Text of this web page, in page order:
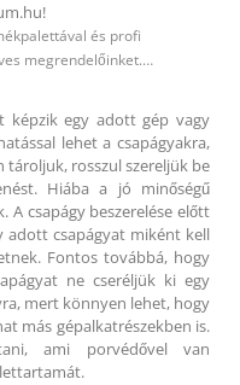
és profi
megrendelőinket.…
képzik egy adott gép vagy
lehet a csapágyakra,
rosszul szereljük be
Hiába a jó minőségű
A csapágy beszerelése előtt
adott csapágyat miként kell
Fontos továbbá, hogy
ne cseréljük ki egy
mert könnyen lehet, hogy
más gépalkatrészekben is.
ami porvédővel van